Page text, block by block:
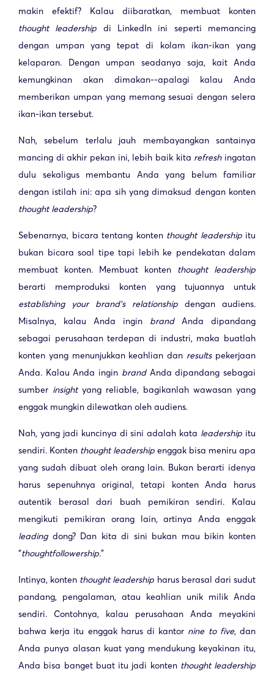
makin efektif? Kalau diibaratkan, membuat konten
thought leadership di LinkedIn ini seperti memancing
dengan umpan yang tepat di kolam ikan-ikan yang
kelaparan. Dengan umpan seadanya saja, kait Anda
kemungkinan akan dimakan--apalagi kalau Anda
memberikan umpan yang memang sesuai dengan selera
ikan-ikan tersebut.
Nah, sebelum terlalu jauh membayangkan santainya
mancing di akhir pekan ini, lebih baik kita refreshingatan
dulu sekaligus membantu Anda yang belum familiar
dengan istilah ini: apa sih yang dimaksud dengan konten
thought leadership?
Sebenarnya, bicara tentang konten thought leadershipitu
bukan bicara soal tipe tapi lebih ke pendekatan dalam
membuat konten. Membuat konten thought leadership
berarti memproduksi konten yang tujuannya untuk
establishing your brand’s relationship dengan audiens.
Misalnya, kalau Anda ingin brandAnda dipandang
sebagai perusahaan terdepan di industri, maka buatlah
konten yang menunjukkan keahlian dan resultspekerjaan
Anda. Kalau Anda ingin brandAnda dipandang sebagai
sumber insightyang reliable, bagikanlah wawasan yang
enggak mungkin dilewatkan oleh audiens.
Nah, yang jadi kuncinya di sini adalah kata leadership itu
sendiri. Konten thought leadership enggak bisa meniru apa
yang sudah dibuat oleh orang lain. Bukan berarti idenya
harus sepenuhnya original, tetapi konten Anda harus
autentik berasal dari buah pemikiran sendiri. Kalau
mengikuti pemikiran orang lain, artinya Anda enggak
leadingdong? Dan kita di sini bukan mau bikin konten
“thoughtfollowership.”
Intinya, konten thought leadership harus berasal dari sudut
pandang, pengalaman, atau keahlian unik milik Anda
sendiri. Contohnya, kalau perusahaan Anda meyakini
bahwa kerja itu enggak harus di kantor nine to five, dan
Anda punya alasan kuat yang mendukung keyakinan itu,
Anda bisa banget buat itu jadi konten thought leadership